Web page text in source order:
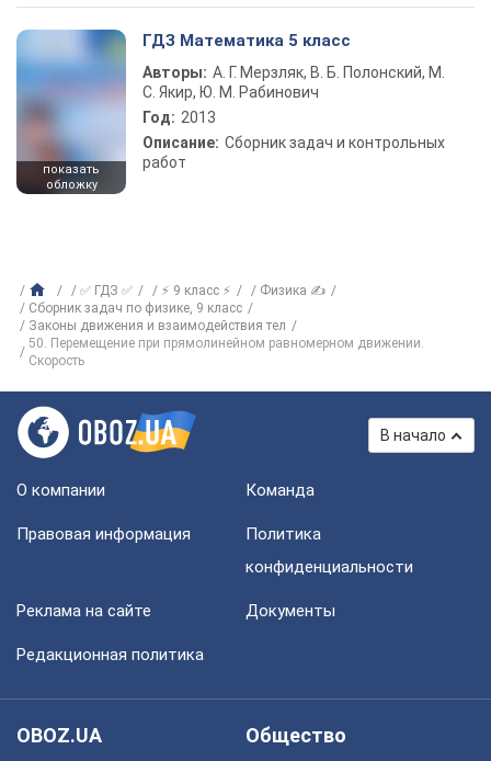
показать
обложку
ГДЗ Математика 5 класс
Авторы: А. Г. Мерзляк, В. Б. Полонский, М.
С. Якир, Ю. М. Рабинович
Год: 2013
Описание: Сборник задач и контрольных
работ
✅ ГДЗ ✅ ⚡ 9 класс ⚡
Физика ✍
Сборник задач по физике, 9 класс
Законы движения и взаимодействия тел
50. Перемещение при прямолинейном равномерном движении.
Скорость
В начало
О компании Команда
Правовая информация
Политика
конфиденциальности
Реклама на сайте Документы
Редакционная политика
OBOZ.UA
Общество